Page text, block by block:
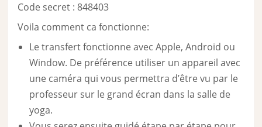
Code secret : 848403
Voila comment ca fonctionne:
Le transfert fonctionne avec Apple, Android ou
Window. De préférence utiliser un appareil avec
une caméra qui vous permettra d’être vu par le
professeur sur le grand écran dans la salle de
yoga.